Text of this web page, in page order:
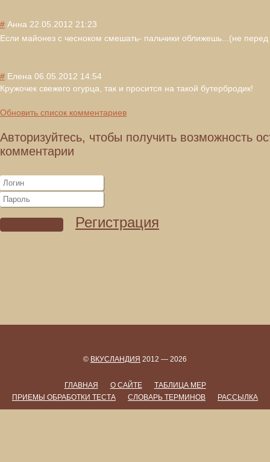
# Анна 22.05.2012 21:23
Если майонез с чесноком смешать- пальчики оближешь...(не
# Елена 06.05.2012 14:54
Кружочек свежего огурца, так и просится на такой бутербродик!
Обновить список комментариев
Авторизуйтесь, чтобы получить возможность
комментарии
Регистрация
© ВКУСЛАНДИЯ 2012 — 2026
ГЛАВНАЯ О САЙТЕ
ТАБЛИЦА МЕР
ПРИЕМЫ ОБРАБОТКИ ТЕСТА
СЛОВАРЬ ТЕРМИНОВ РАССЫЛКА